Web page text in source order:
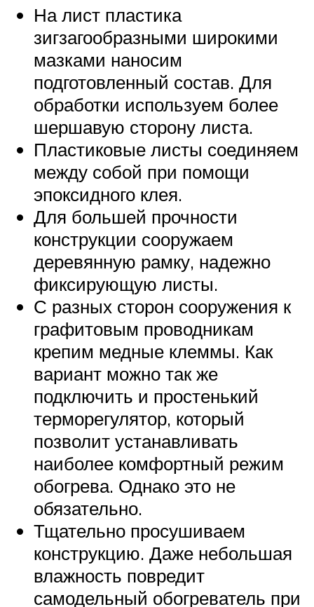
На лист пластика
зигзагообразными широкими
мазками наносим
подготовленный состав. Для
обработки используем более
шершавую сторону листа.
Пластиковые листы соединяем
между собой при помощи
эпоксидного клея.
Для большей прочности
конструкции сооружаем
деревянную рамку, надежно
фиксирующую листы.
С разных сторон сооружения к
графитовым проводникам
крепим медные клеммы. Как
вариант можно так же
подключить и простенький
терморегулятор, который
позволит устанавливать
наиболее комфортный режим
обогрева. Однако это не
обязательно.
Тщательно просушиваем
конструкцию. Даже небольшая
влажность повредит
самодельный обогреватель при